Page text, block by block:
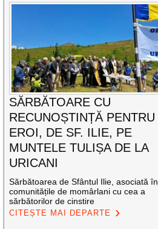
SĂRBĂTOARE CU
RECUNOȘTINȚĂ PENTRU
EROI, DE SF. ILIE, PE
MUNTELE TULIȘA DE LA
URICANI
Sărbătoarea de Sfântul Ilie, asociată în
comunitățile de momârlani cu cea a
sărbătorilor de cinstire
CITEȘTE MAI DEPARTE